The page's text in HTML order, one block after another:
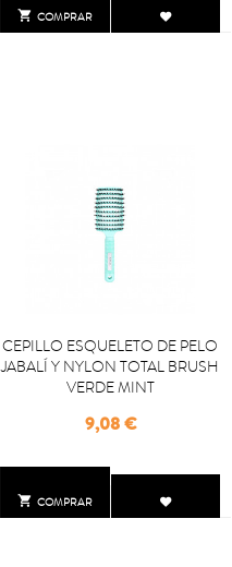
 COMPRAR
 COMPRAR
CEPILLO ESQUELETO DE PELO
JABALÍ Y NYLON TOTAL BRUSH
VERDE MINT
Precio
9,08 €